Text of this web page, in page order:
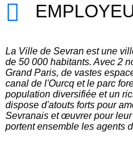
La Ville de Sevran est une
de 50 000 habitants. Avec 2
Grand Paris, de vastes
canal de l'Ourcq et le parc
population diversifiée et un
dispose d'atouts forts pour
Sevranais et œuvrer pour
portent ensemble les agents